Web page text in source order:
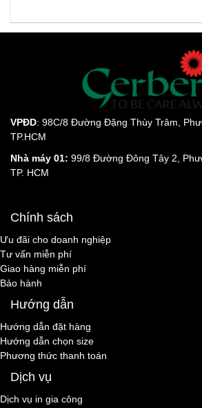
VPĐD: 98C/8 Đường Đặng Thùy Trâm,
TP.HCM
Nhà máy 01: 99/8 Đường Đông Tây 2,
TP. HCM
Chính sách
Ưu đãi cho doanh nghiệp
Tư vấn miễn phí
Giao hàng miễn phí
Bảo hành
Hướng dẫn
Hướng dẫn đặt hàng
Hướng dẫn chọn size
Phương thức thanh toán
Dịch vụ
Dịch vụ in gia công